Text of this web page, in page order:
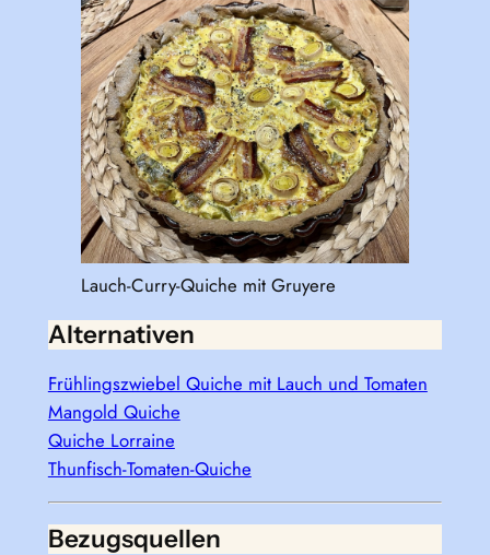
Lauch-Curry-Quiche mit Gruyere
Alternativen
Frühlingszwiebel Quiche mit Lauch und Tomaten
Mangold Quiche
Quiche Lorraine
Thunfisch-Tomaten-Quiche
Bezugsquellen